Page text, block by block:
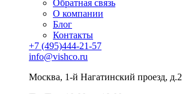
Обратная связь
О компании
Блог
Контакты
+7 (495)444-21-57
info@vishco.ru
Москва, 1-й Нагатинский проезд, д.2